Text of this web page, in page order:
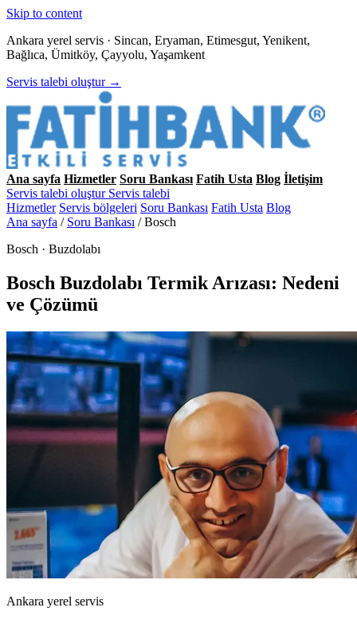
Skip to content
Ankara yerel servis · Sincan, Eryaman, Etimesgut, Yenikent,
Bağlıca, Ümitköy, Çayyolu, Yaşamkent
Servis talebi oluştur →
Ana sayfa Hizmetler Soru Bankası Fatih Usta Blog İletişim
Servis talebi oluştur Servis talebi
Hizmetler Servis bölgeleri Soru Bankası Fatih Usta Blog
Ana sayfa / Soru Bankası / Bosch
Bosch · Buzdolabı
Bosch Buzdolabı Termik Arızası: Nedeni
ve Çözümü
Ankara yerel servis